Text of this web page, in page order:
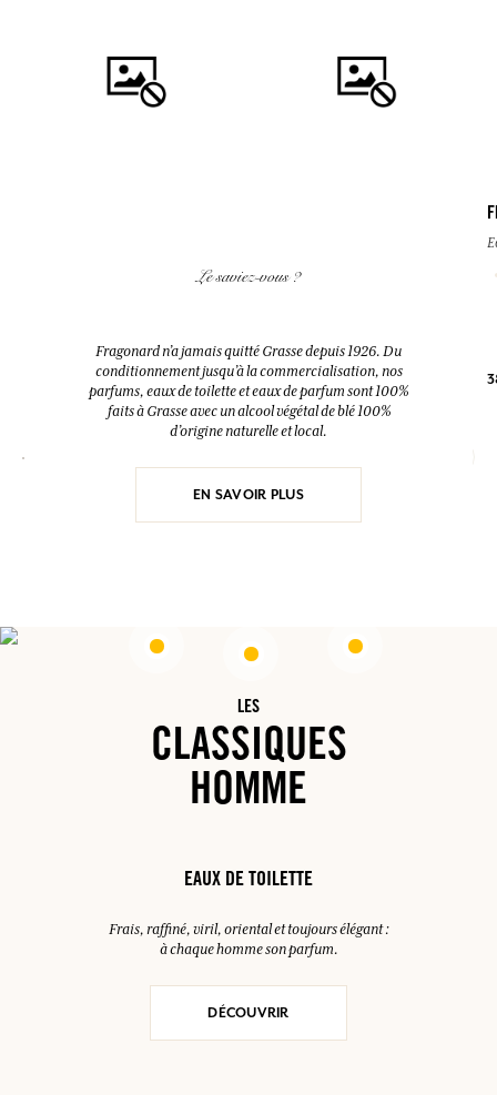
52,00 €
Le saviez-vous ?
Fragonard n’a jamais quitté Grasse depuis 1926. Du
conditionnement jusqu’à la commercialisation, nos
parfums, eaux de toilette et eaux de parfum sont 100%
faits à Grasse avec un alcool végétal de blé 100%
d’origine naturelle et local.
EN SAVOIR PLUS
LES
CLASSIQUES
HOMME
EAUX DE TOILETTE
Frais, raffiné, viril, oriental et toujours élégant :
à chaque homme son parfum.
DÉCOUVRIR